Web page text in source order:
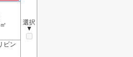
選択
▼
ビン